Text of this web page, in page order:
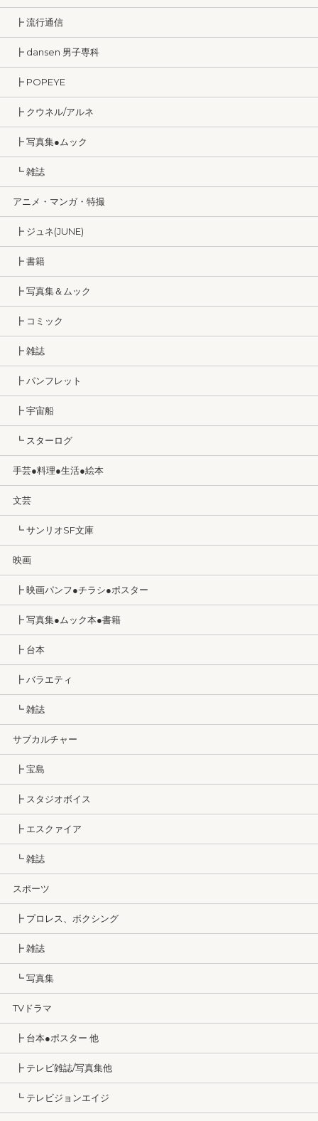
┣ 流行通信
┣ dansen 男子専科
┣ POPEYE
┣ クウネル/アルネ
┣ 写真集●ムック
┗ 雑誌
アニメ・マンガ・特撮
┣ ジュネ(JUNE)
┣ 書籍
┣ 写真集＆ムック
┣ コミック
┣ 雑誌
┣ パンフレット
┣ 宇宙船
┗ スターログ
手芸●料理●生活●絵本
文芸
┗ サンリオSF文庫
映画
┣ 映画パンフ●チラシ●ポスター
┣ 写真集●ムック本●書籍
┣ 台本
┣ バラエティ
┗ 雑誌
サブカルチャー
┣ 宝島
┣ スタジオボイス
┣ エスクァイア
┗ 雑誌
スポーツ
┣ プロレス、ボクシング
┣ 雑誌
┗ 写真集
TVドラマ
┣ 台本●ポスター 他
┣ テレビ雑誌/写真集他
┗ テレビジョンエイジ